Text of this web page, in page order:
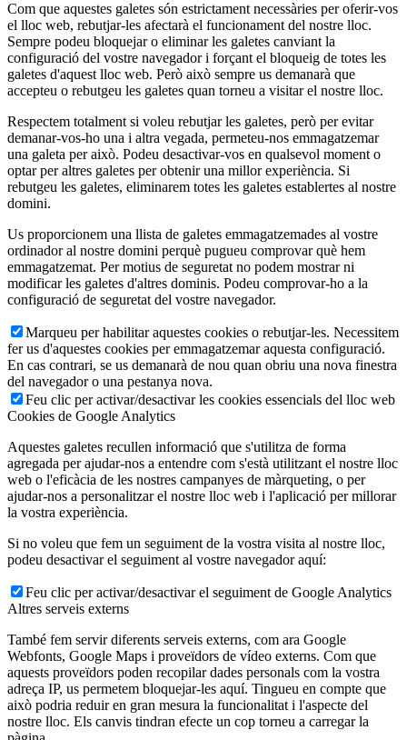
Com que aquestes galetes són estrictament necessàries per oferir-vos
el lloc web, rebutjar-les afectarà el funcionament del nostre lloc.
Sempre podeu bloquejar o eliminar les galetes canviant la
configuració del vostre navegador i forçant el bloqueig de totes les
galetes d'aquest lloc web. Però això sempre us demanarà que
accepteu o rebutgeu les galetes quan torneu a visitar el nostre lloc.
Respectem totalment si voleu rebutjar les galetes, però per evitar
demanar-vos-ho una i altra vegada, permeteu-nos emmagatzemar
una galeta per això. Podeu desactivar-vos en qualsevol moment o
optar per altres galetes per obtenir una millor experiència. Si
rebutgeu les galetes, eliminarem totes les galetes establertes al nostre
domini.
Us proporcionem una llista de galetes emmagatzemades al vostre
ordinador al nostre domini perquè pugueu comprovar què hem
emmagatzemat. Per motius de seguretat no podem mostrar ni
modificar les galetes d'altres dominis. Podeu comprovar-ho a la
configuració de seguretat del vostre navegador.
Marqueu per habilitar aquestes cookies o rebutjar-les. Necessitem
fer us d'aquestes cookies per emmagatzemar aquesta configuració.
En cas contrari, se us demanarà de nou quan obriu una nova finestra
del navegador o una pestanya nova.
Feu clic per activar/desactivar les cookies essencials del lloc web
Cookies de Google Analytics
Aquestes galetes recullen informació que s'utilitza de forma
agregada per ajudar-nos a entendre com s'està utilitzant el nostre lloc
web o l'eficàcia de les nostres campanyes de màrqueting, o per
ajudar-nos a personalitzar el nostre lloc web i l'aplicació per millorar
la vostra experiència.
Si no voleu que fem un seguiment de la vostra visita al nostre lloc,
podeu desactivar el seguiment al vostre navegador aquí:
Feu clic per activar/desactivar el seguiment de Google Analytics
Altres serveis externs
També fem servir diferents serveis externs, com ara Google
Webfonts, Google Maps i proveïdors de vídeo externs. Com que
aquests proveïdors poden recopilar dades personals com la vostra
adreça IP, us permetem bloquejar-les aquí. Tingueu en compte que
això podria reduir en gran mesura la funcionalitat i l'aspecte del
nostre lloc. Els canvis tindran efecte un cop torneu a carregar la